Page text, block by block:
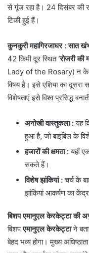
से गूंज रहा है। 24 दिसंबर
टिकी हुई हैं।
कुनकुरी महागिरजाघर : सात
42 किमी दूर स्थित‘रोजरी की
Lady of the Rosary) न
विषय है। इसे एशिया का दूसरा
विशेषताएं इसे विश्व प्रसिद्ध
अनोखी वास्तुकला :यह
हुआ है, जो बाइबिल के
हजारों की क्षमता :यहाँ
सकते हैं।
विशेष झांकियां :चर्च के
झांकियां आकर्षण का
बिशप एमानुएल केरकेट्टा की
बिशपएमानुएल केरकेट्टाने
बेहद भव्य होगा। मुख्य